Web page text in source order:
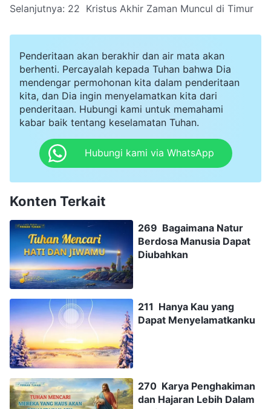
Selanjutnya: 22 Kristus Akhir Zaman Muncul di Timur
Penderitaan akan berakhir dan air mata akan
berhenti. Percayalah kepada Tuhan bahwa Dia
mendengar permohonan kita dalam penderitaan
kita, dan Dia ingin menyelamatkan kita dari
penderitaan. Hubungi kami untuk memahami
kabar baik tentang keselamatan Tuhan.
Hubungi kami via WhatsApp
Konten Terkait
269 Bagaimana Natur
Berdosa Manusia Dapat
Diubahkan
211 Hanya Kau yang
Dapat Menyelamatkanku
270 Karya Penghakiman
dan Hajaran Lebih Dalam